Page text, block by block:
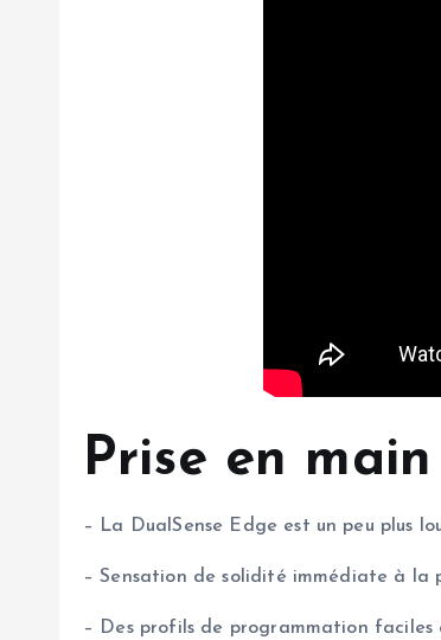
Prise en
– La DualSense Edge est un peu plus
– Sensation de solidité immédiate à la
– Des profils de programmation